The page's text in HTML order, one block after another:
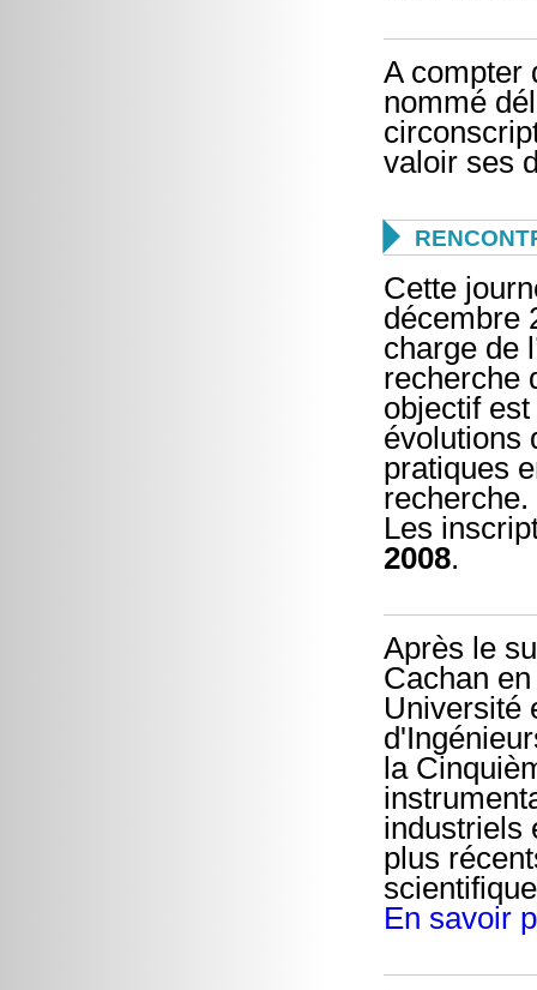
A compter
nommé
valoir ses

Cette
décembre
charge de
recherche
objectif
évolutions
pratiques
recherche.
Les
2008.
Après le
Cachan
Université
la
industriels
plus
En savoir